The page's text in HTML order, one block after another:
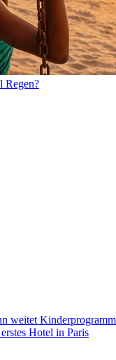
Regen?
weitet
Hotel in Paris